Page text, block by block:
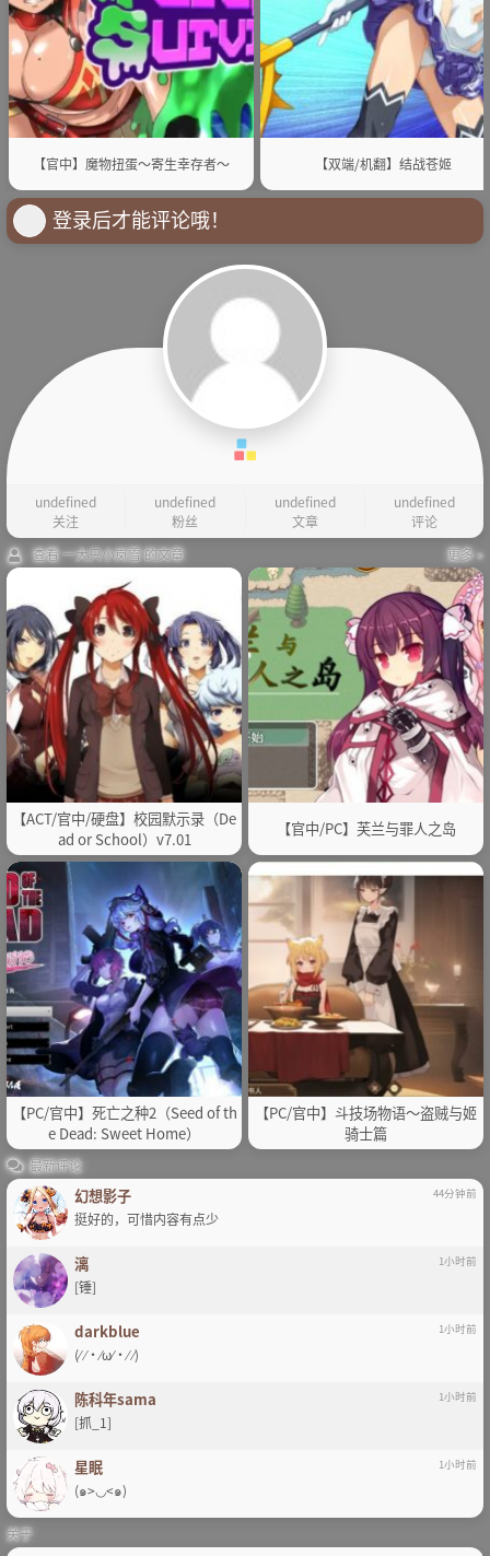
【官中】魔物扭蛋～寄生幸存者～ 【双端/机翻】结战苍姬
登录后才能评论哦！
undefined
关注
undefined
粉丝
undefined
文章
undefined
评论
查看 一大只小岚雪 的文章
更多 »
【ACT/官中/硬盘】校园默示录（De
ad or School）v7.01
【官中/PC】芙兰与罪人之岛
【PC/官中】死亡之种2（Seed of th
e Dead: Sweet Home）
【PC/官中】斗技场物语～盗贼与姬
骑士篇
最新评论
幻想影子 44分钟前
挺好的，可惜内容有点少
漓 1小时前
[锤]
darkblue 1小时前
(⁄ ⁄•⁄ω⁄•⁄ ⁄)
陈科年sama 1小时前
[抓_1]
星眠 1小时前
(๑>◡<๑)
关于